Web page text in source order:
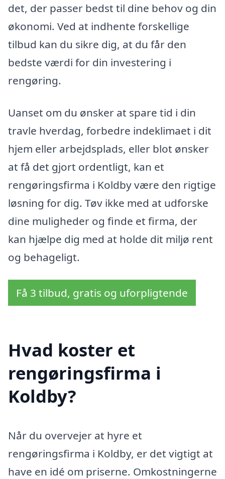
det, der passer bedst til dine behov og din
økonomi. Ved at indhente forskellige
tilbud kan du sikre dig, at du får den
bedste værdi for din investering i
rengøring.
Uanset om du ønsker at spare tid i din
travle hverdag, forbedre indeklimaet i dit
hjem eller arbejdsplads, eller blot ønsker
at få det gjort ordentligt, kan et
rengøringsfirma i Koldby være den rigtige
løsning for dig. Tøv ikke med at udforske
dine muligheder og finde et firma, der
kan hjælpe dig med at holde dit miljø rent
og behageligt.
Få 3 tilbud, gratis og uforpligtende
Hvad koster et
rengøringsfirma i
Koldby?
Når du overvejer at hyre et
rengøringsfirma i Koldby, er det vigtigt at
have en idé om priserne. Omkostningerne